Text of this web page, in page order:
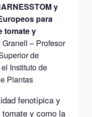
y
para
tomate y
– Profesor
de
Instituto de
Plantas
fenotípica y
y como la